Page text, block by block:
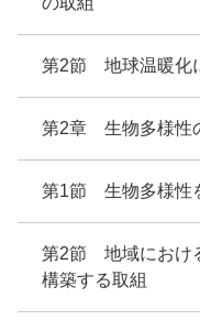
第2節 地球温暖化
第2章 生物多様性
第1節 生物多様性
第2節 地域におけ
構築する取組